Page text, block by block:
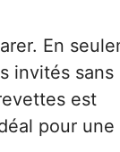
En
invités sans
est
pour une